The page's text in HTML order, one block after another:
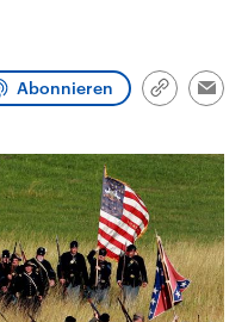
Abonnieren
Link